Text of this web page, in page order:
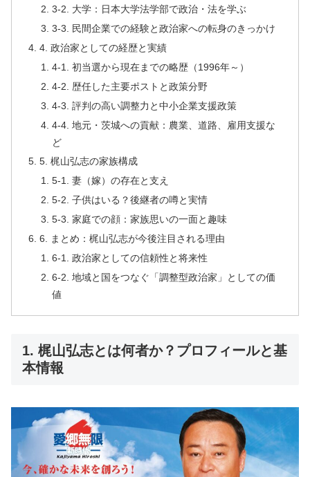
3-2. 大学：日本大学法学部で政治・法を学ぶ
3-3. 民間企業での経験と政治家への転身のきっかけ
4. 政治家としての経歴と実績
4-1. 初当選から現在までの略歴（1996年～）
4-2. 歴任した主要ポストと政策分野
4-3. 評判の高い調整力と中小企業支援政策
4-4. 地元・茨城への貢献：農業、道路、雇用支援な
ど
5. 梶山弘志の家族構成
5-1. 妻（嫁）の存在と支え
5-2. 子供はいる？後継者の噂と実情
5-3. 家庭での顔：家族思いの一面と趣味
6. まとめ：梶山弘志が今後注目される理由
6-1. 政治家としての信頼性と将来性
6-2. 地域と国をつなぐ「調整型政治家」としての価
値
1. 梶山弘志とは何者か？プロフィールと基
本情報